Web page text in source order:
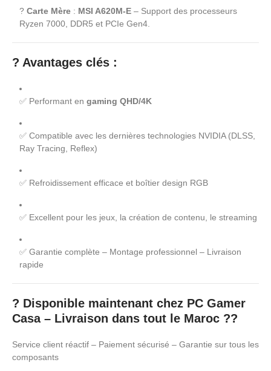
? Carte Mère : MSI A620M-E – Support des processeurs
Ryzen 7000, DDR5 et PCIe Gen4.
? Avantages clés :
✅ Performant en gaming QHD/4K
✅ Compatible avec les dernières technologies NVIDIA (DLSS,
Ray Tracing, Reflex)
✅ Refroidissement efficace et boîtier design RGB
✅ Excellent pour les jeux, la création de contenu, le streaming
✅ Garantie complète – Montage professionnel – Livraison
rapide
? Disponible maintenant chez PC Gamer
Casa – Livraison dans tout le Maroc ??
Service client réactif – Paiement sécurisé – Garantie sur tous les
composants